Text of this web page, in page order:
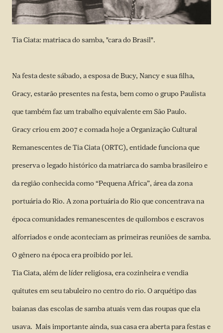
Tia Ciata: matriaca do samba, "cara do Brasil".
Na festa deste sábado, a esposa de Bucy, Nancy e sua filha,
Gracy, estarão presentes na festa, bem como o grupo Paulista
que também faz um trabalho equivalente em São Paulo.
Gracy criou em 2007 e comada hoje a Organização Cultural
Remanescentes de Tia Ciata (ORTC), entidade funciona que
preserva o legado histórico da matriarca do samba brasileiro e
da região conhecida como “Pequena Africa”, área da zona
portuária do Rio. A zona portuária do Rio que concentrava na
época comunidades remanescentes de quilombos e escravos
alforriados e onde aconteciam as primeiras reuniões de samba.
O gênero na época era proibido por lei.
Tia Ciata, além de líder religiosa, era cozinheira e vendia
quitutes em seu tabuleiro no centro do rio. O arquétipo das
baianas das escolas de samba atuais vem das roupas que ela
usava. Mais importante ainda, sua casa era aberta para festas e